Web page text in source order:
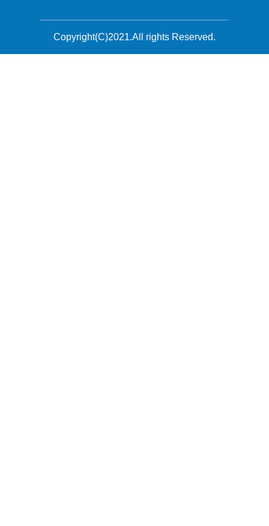
Copyright(C)2021.All rights Reserved.